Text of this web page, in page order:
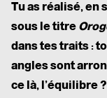
Tu as réalisé, en
sous le titre
dans tes traits :
angles sont
ce là, l’équilibre ?